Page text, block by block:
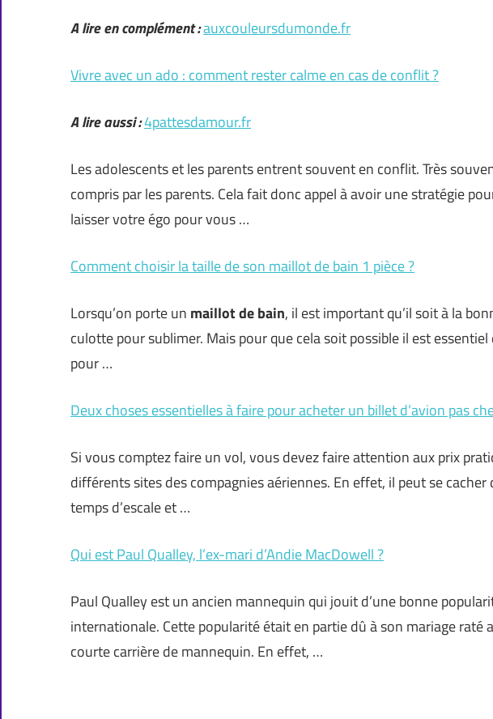
A lire en complément :auxcouleursdumonde.fr
Vivre avec un ado : comment rester calme en cas de conflit ?
A lire aussi :4pattesdamour.fr
Les adolescents et les parents entrent souvent en conflit. Très
compris par les parents. Cela fait donc appel à avoir une stratégie
laisser votre égo pour vous …
Comment choisir la taille de son maillot de bain 1 pièce ?
Lorsqu’on porte un maillot de bain, il est important qu’il soit à la
culotte pour sublimer. Mais pour que cela soit possible il est essentiel
pour …
Deux choses essentielles à faire pour acheter un billet d’avion pas
Si vous comptez faire un vol, vous devez faire attention aux prix
différents sites des compagnies aériennes. En effet, il peut se
temps d’escale et …
Qui est Paul Qualley, l’ex-mari d’Andie MacDowell ?
Paul Qualley est un ancien mannequin qui jouit d’une bonne
internationale. Cette popularité était en partie dû à son mariage raté
courte carrière de mannequin. En effet, …